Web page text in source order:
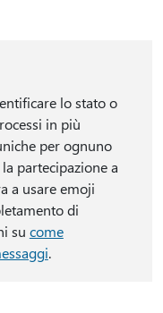
lo stato o
in più
per ognuno
partecipazione a
a usare emoji
di
su come
.